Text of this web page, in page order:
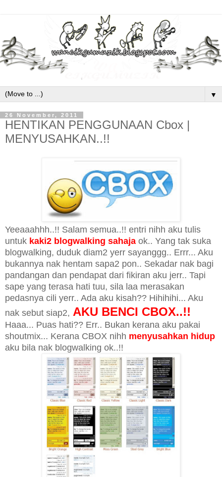
▼
26 November, 2011
HENTIKAN PENGGUNAAN Cbox |
MENYUSAHKAN..!!
Yeeaaahhh..!! Salam semua..!! entri nihh aku tulis
untuk kaki2 blogwalking sahaja ok.. Yang tak suka
blogwalking, duduk diam2 yerr sayanggg.. Errr... Aku
bukannya nak hentam sapa2 pon.. Sekadar nak bagi
pandangan dan pendapat dari fikiran aku jerr.. Tapi
sape yang terasa hati tuu, sila laa merasakan
pedasnya cili yerr.. Ada aku kisah?? Hihihihi... Aku
nak sebut siap2, AKU BENCI CBOX..!!
Haaa... Puas hati?? Err.. Bukan kerana aku pakai
shoutmix... Kerana CBOX nihh menyusahkan hidup
aku bila nak blogwalking ok..!!